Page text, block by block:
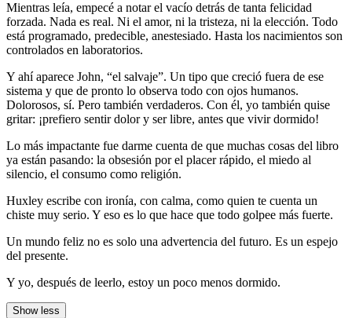
Mientras leía, empecé a notar el vacío detrás de tanta felicidad
forzada. Nada es real. Ni el amor, ni la tristeza, ni la elección. Todo
está programado, predecible, anestesiado. Hasta los nacimientos son
controlados en laboratorios.
Y ahí aparece John, “el salvaje”. Un tipo que creció fuera de ese
sistema y que de pronto lo observa todo con ojos humanos.
Dolorosos, sí. Pero también verdaderos. Con él, yo también quise
gritar: ¡prefiero sentir dolor y ser libre, antes que vivir dormido!
Lo más impactante fue darme cuenta de que muchas cosas del libro
ya están pasando: la obsesión por el placer rápido, el miedo al
silencio, el consumo como religión.
Huxley escribe con ironía, con calma, como quien te cuenta un
chiste muy serio. Y eso es lo que hace que todo golpee más fuerte.
Un mundo feliz no es solo una advertencia del futuro. Es un espejo
del presente.
Y yo, después de leerlo, estoy un poco menos dormido.
Show less